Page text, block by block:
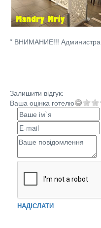
* ВНИМАНИЕ!!!
Залишити відгук:
Ваша оцінка готелю
НАДІСЛАТИ